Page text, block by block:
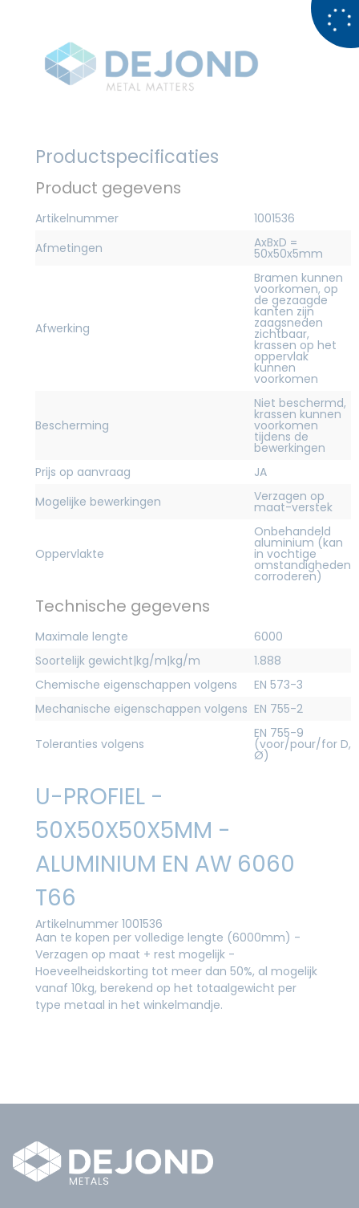
Productspecificaties
Product gegevens
Artikelnummer
1001536
Afmetingen
AxBxD =
50x50x5mm
Afwerking
Bramen kunnen
voorkomen, op
de gezaagde
kanten zijn
zaagsneden
zichtbaar,
krassen op het
oppervlak
kunnen
voorkomen
Bescherming
Niet beschermd,
krassen kunnen
voorkomen
tijdens de
bewerkingen
Prijs op aanvraag
JA
Mogelijke bewerkingen
Verzagen op
maat-verstek
Oppervlakte
Onbehandeld
aluminium (kan
in vochtige
omstandigheden
corroderen)
Technische gegevens
Maximale lengte
6000
Soortelijk gewicht|kg/m|kg/m
1.888
Chemische eigenschappen volgens
EN 573-3
Mechanische eigenschappen volgens EN 755-2
Toleranties volgens
EN 755-9
(voor/pour/for D,
Ø)
U-PROFIEL -
50X50X50X5MM -
ALUMINIUM EN AW 6060
T66
Artikelnummer 1001536
Aan te kopen per volledige lengte (6000mm) -
Verzagen op maat + rest mogelijk -
Hoeveelheidskorting tot meer dan 50%, al mogelijk
vanaf 10kg, berekend op het totaalgewicht per
type metaal in het winkelmandje.